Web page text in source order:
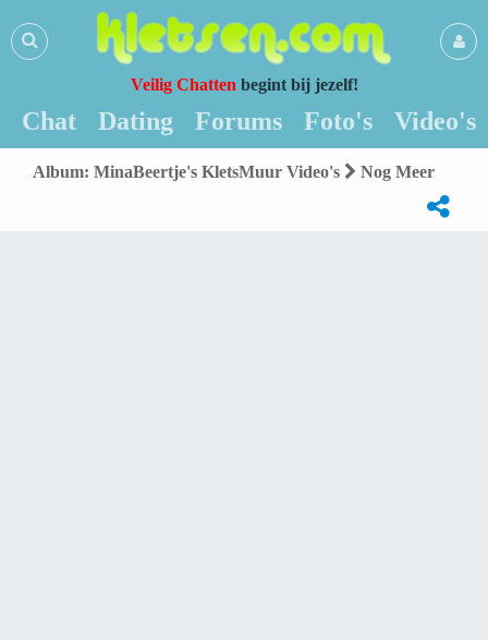
Veilig Chatten begint bij jezelf!
Chat Dating Forums Foto's Video's
Album: MinaBeertje's KletsMuur Video's Nog Meer